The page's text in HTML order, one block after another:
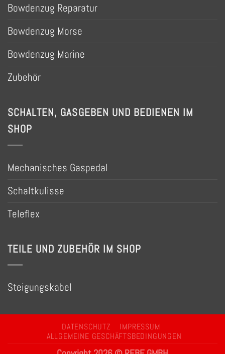
Bowdenzug Reparatur
Bowdenzug Morse
Bowdenzug Marine
Zubehör
SCHALTEN, GASGEBEN UND BEDIENEN IM
SHOP
Mechanisches Gaspedal
Schaltkulisse
Teleflex
TEILE UND ZUBEHÖR IM SHOP
Steigungskabel
DATENSCHUTZ
IMPRESSUM
ALLGEMEINE GESCHÄFTSBEDINGUNGEN